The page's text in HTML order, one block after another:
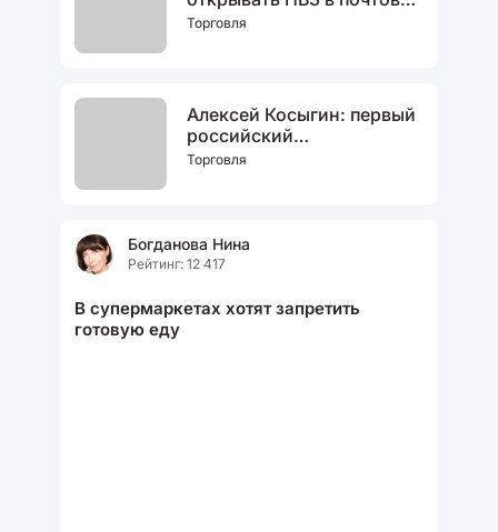
отделениях
Торговля
Алексей Косыгин: первый
российский
крупнотоннажный
Торговля
Богданова Нина
Рейтинг: 12 417
В супермаркетах хотят запретить
готовую еду